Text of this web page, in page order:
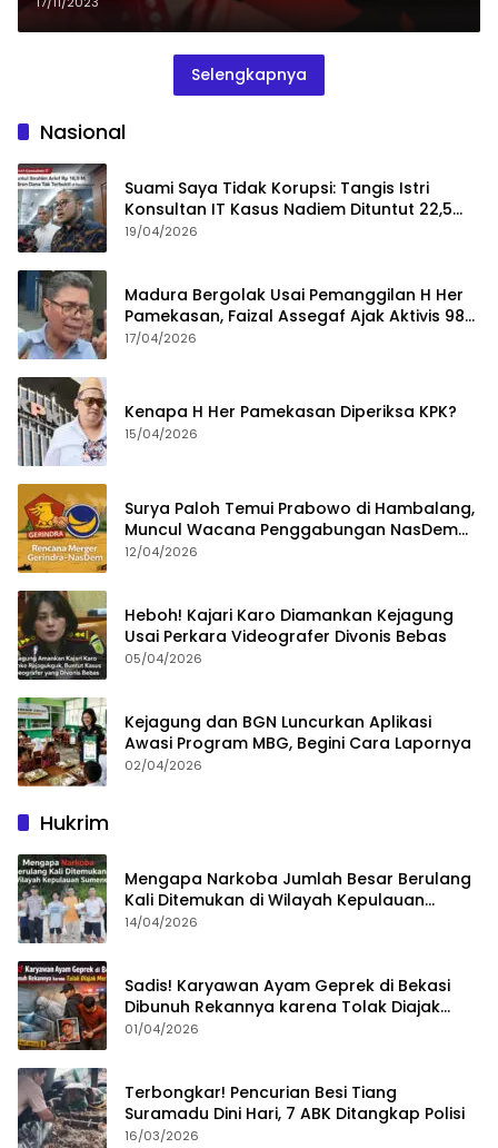
Selengkapnya
Nasional
Suami Saya Tidak Korupsi: Tangis Istri
Konsultan IT Kasus Nadiem Dituntut 22,5
Tahun
19/04/2026
Madura Bergolak Usai Pemanggilan H Her
Pamekasan, Faizal Assegaf Ajak Aktivis 98
Bongkar Permainan KPK
17/04/2026
Kenapa H Her Pamekasan Diperiksa KPK?
15/04/2026
Surya Paloh Temui Prabowo di Hambalang,
Muncul Wacana Penggabungan NasDem
dan Gerindra
12/04/2026
Heboh! Kajari Karo Diamankan Kejagung
Usai Perkara Videografer Divonis Bebas
05/04/2026
Kejagung dan BGN Luncurkan Aplikasi
Awasi Program MBG, Begini Cara Lapornya
02/04/2026
Hukrim
Mengapa Narkoba Jumlah Besar Berulang
Kali Ditemukan di Wilayah Kepulauan
Sumenep?
14/04/2026
Sadis! Karyawan Ayam Geprek di Bekasi
Dibunuh Rekannya karena Tolak Diajak
Merampok Majikan
01/04/2026
Terbongkar! Pencurian Besi Tiang
Suramadu Dini Hari, 7 ABK Ditangkap Polisi
16/03/2026